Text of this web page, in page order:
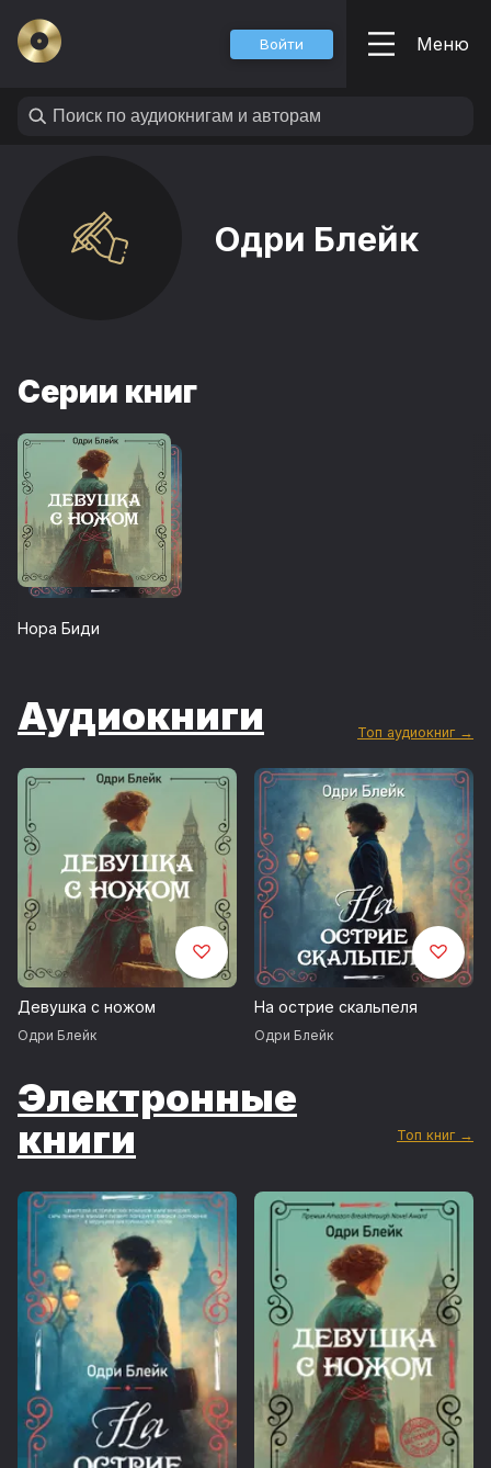
Войти Меню
Одри Блейк
Серии книг
Нора Биди
Аудиокниги Топ аудиокниг →
Девушка с ножом
Одри Блейк
На острие скальпеля
Одри Блейк
Электронные
книги
Топ книг →